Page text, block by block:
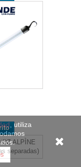
, utiliza